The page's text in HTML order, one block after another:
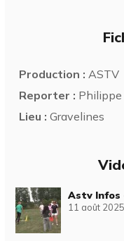
Production : ASTV
Reporter : Philippe
Lieu : Gravelines
Astv Infos
11 août 2025